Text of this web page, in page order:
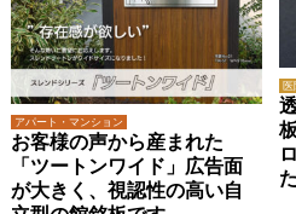
アパート・マンション
お客様の声から産まれた
「ツートンワイド」広告面
が大きく、視認性の高い自
医